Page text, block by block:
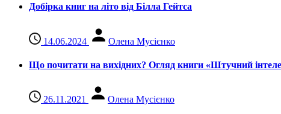
Добірка книг на літо від Білла Гейтса
14.06.2024 Олена Мусієнко
Що почитати на вихідних? Огляд книги «Штучний
26.11.2021 Олена Мусієнко